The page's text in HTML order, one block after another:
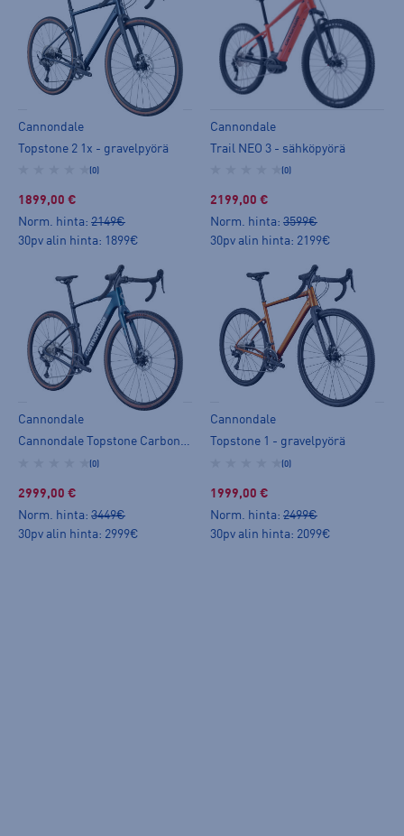
Cannondale
Topstone 2 1x - gravelpyörä
(0)
1899,00 €
Norm. hinta: 2149€
30pv alin hinta: 1899€
Cannondale
Trail NEO 3 - sähköpyörä
(0)
2199,00 €
Norm. hinta: 3599€
30pv alin hinta: 2199€
Cannondale
Cannondale Topstone Carbon 3 1x - gravelpyörä
(0)
2999,00 €
Norm. hinta: 3449€
30pv alin hinta: 2999€
Cannondale
Topstone 1 - gravelpyörä
(0)
1999,00 €
Norm. hinta: 2499€
30pv alin hinta: 2099€